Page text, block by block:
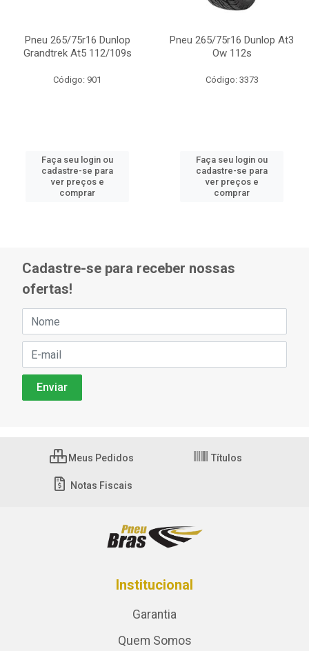
Pneu 265/75r16 Dunlop
Grandtrek At5 112/109s
Código: 901
Faça seu login ou
cadastre-se para
ver preços e
comprar
Pneu 265/75r16 Dunlop At3
Ow 112s
Código: 3373
Faça seu login ou
cadastre-se para
ver preços e
comprar
Cadastre-se para receber nossas
ofertas!
Meus Pedidos Títulos
Notas Fiscais
Institucional
Garantia
Quem Somos